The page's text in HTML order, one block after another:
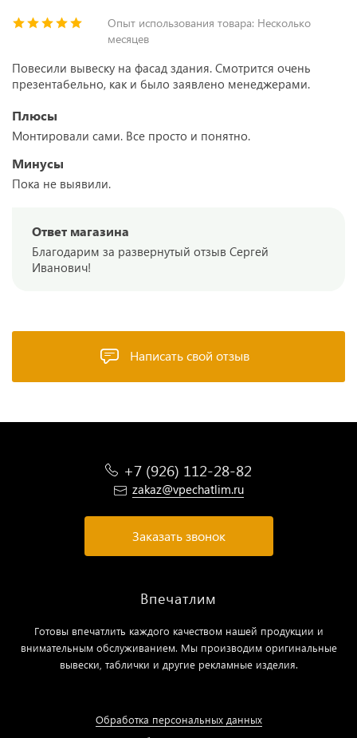
Написать свой отзыв
Опыт использования товара: Несколько
месяцев
Повесили вывеску на фасад здания. Смотрится очень
презентабельно, как и было заявлено менеджерами.
Плюсы
Монтировали сами. Все просто и понятно.
Минусы
Пока не выявили.
Ответ магазина
Благодарим за развернутый отзыв Сергей
Иванович!
+7 (926) 112-28-82
zakaz@vpechatlim.ru
Заказать звонок
Впечатлим
Готовы впечатлить каждого качеством нашей продукции и
внимательным обслуживанием. Мы производим оригинальные
вывески, таблички и другие рекламные изделия.
Обработка персональных данных